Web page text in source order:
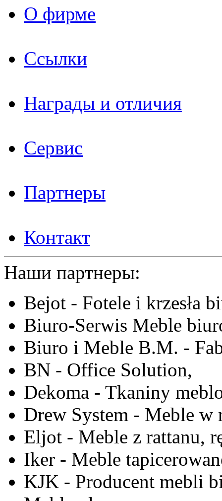
О фирме
Ссылки
Награды и отличия
Сервис
Партнеры
Контакт
Наши партнеры:
Bejot - Fotele i krzesła
Biuro-Serwis Meble
Biuro i Meble B.M. -
BN - Office Solution,
Dekoma - Tkaniny
Drew System - Meble w
Eljot - Meble z rattanu,
Iker - Meble
KJK - Producent mebli